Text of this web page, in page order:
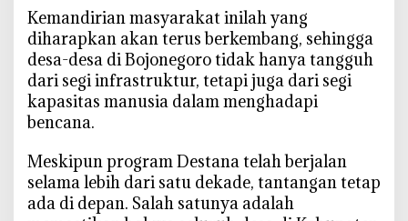
Kemandirian masyarakat inilah yang
diharapkan akan terus berkembang, sehingga
desa-desa di Bojonegoro tidak hanya tangguh
dari segi infrastruktur, tetapi juga dari segi
kapasitas manusia dalam menghadapi
bencana.
Meskipun program Destana telah berjalan
selama lebih dari satu dekade, tantangan tetap
ada di depan. Salah satunya adalah